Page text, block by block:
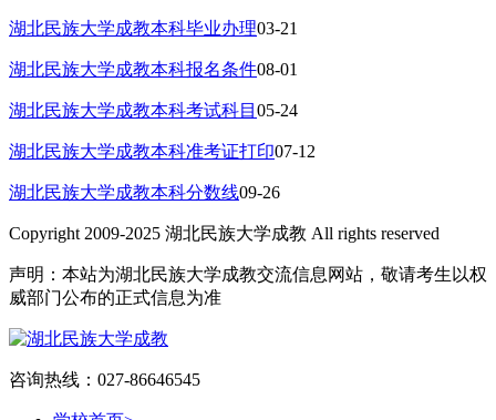
湖北民族大学成教本科毕业办理03-21
湖北民族大学成教本科报名条件08-01
湖北民族大学成教本科考试科目 05-24
湖北民族大学成教本科准考证打印07-12
湖北民族大学成教本科分数线09-26
Copyright 2009-2025 湖北民族大学成教 All rights reserved
声明：本站为湖北民族大学成教交流信息网站，敬请考生以权
威部门公布的正式信息为准
咨询热线：027-86646545